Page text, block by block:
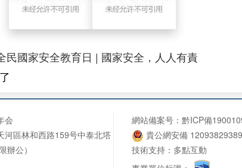
民國家安全教育日 | 國家安全，人人有責
会
河區林和西路159号中泰北塔
辦公）
網站備案号： 黔ICP備
貴公網安備
技術支持 ： 多點互動